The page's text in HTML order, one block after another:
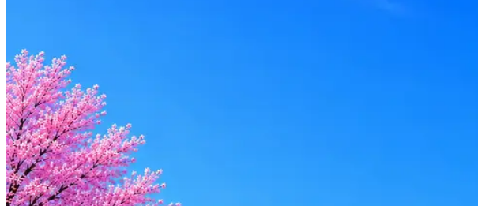
AI-адаптация отклика под вакансию
AI генерация сопроводительных писем
4 990 ₽/мес
Купить доступ